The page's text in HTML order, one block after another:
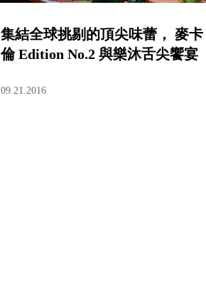
集結全球挑剔的頂尖味蕾， 麥卡
倫 Edition No.2 與樂沐舌尖饗宴
09.21.2016